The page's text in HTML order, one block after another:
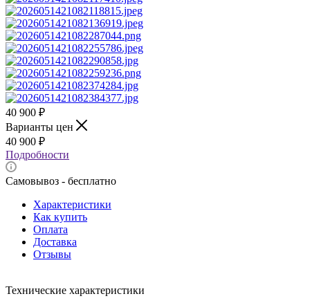
40 900 ₽
Варианты цен
40 900 ₽
Подробности
Самовывоз - бесплатно
Характеристики
Как купить
Оплата
Доставка
Отзывы
Технические характеристики